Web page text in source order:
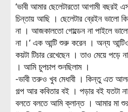
‘ভাবী আমার ছেলেটারতো আগামী বছরই
চিন্তায় আছি । ছেলেটার ব্রেইন ভালো
না । আজকালতো গোল্ডেন না পাইলে
না ।‘ এক আন্টি শুরু করেন । অন্য
কয়টা টিচার রেখেছেন । তাও মেয়ে পড়ে
। আমি চুপচাপ শুনছিলাম ।
-ভাবী তরুও খুব মেধাবী । কিন্তু এত
গল্প আর কবিতার বই । পড়ার বই যতটা
বলতে বলতে আমি ক্লান্ত । আমার মা